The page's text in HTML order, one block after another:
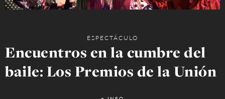
ESPECTÁCULO
Encuentros en la cumbre del
baile: Los Premios de la Unión